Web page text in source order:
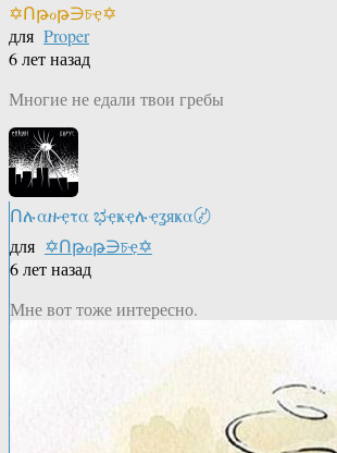
✡Ոթℴթ∋চҿ✡
для Proper
6 лет назад
Многие не едали твои гребы
Ոሉαዙҿτα ಭҿҝҿሉҿʓяҝα〄
для ✡Ոթℴթ∋চҿ✡
6 лет назад
Мне вот тоже интересно.